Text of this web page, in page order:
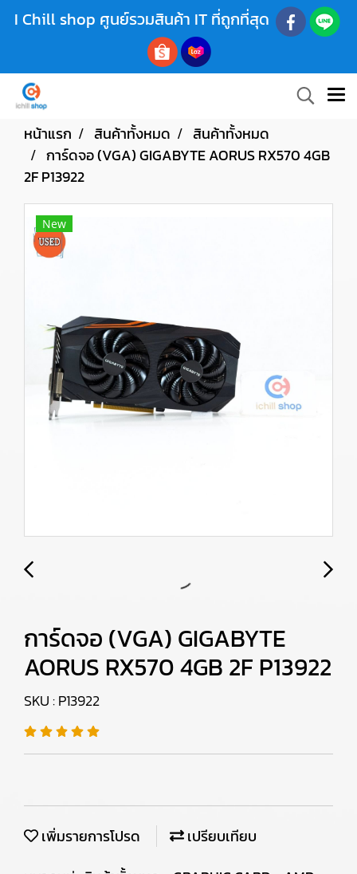
I Chill shop ศูนย์รวมสินค้า IT ที่ถูกที่สุด
หน้าแรก สินค้าทั้งหมด
สินค้าทั้งหมด
การ์ดจอ (VGA) GIGABYTE AORUS RX570 4GB
2F P13922
New
การ์ดจอ (VGA) GIGABYTE
AORUS RX570 4GB 2F P13922
SKU : P13922
เพิ่มรายการโปรด
เปรียบเทียบ